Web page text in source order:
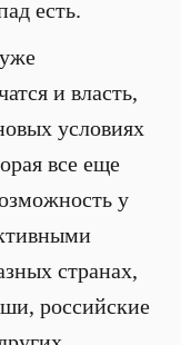
есть.
и власть,
условиях
все еще
у
странах,
российские